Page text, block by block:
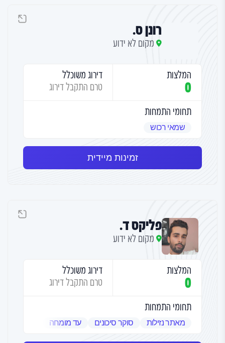
רונן ס.
מקום לא ידוע
המלצות
0
דירוג משוכלל
טרם התקבל דירוג
תחומי התמחות
שמאי רכוש
זמינות מיידית
פליקס ד.
מקום לא ידוע
המלצות
0
דירוג משוכלל
טרם התקבל דירוג
תחומי התמחות
מאתר נזילות סוקר סיכונים עד מומחה